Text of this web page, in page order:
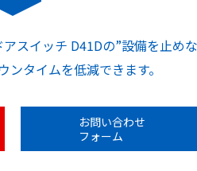
スイッチ D41Dの”設備を止めな
ンタイムを低減できます。
お問い合わせ
フォーム